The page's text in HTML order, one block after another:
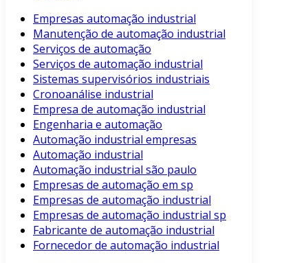
Empresas automação industrial
Manutenção de automação industrial
Serviços de automação
Serviços de automação industrial
Sistemas supervisórios industriais
Cronoanálise industrial
Empresa de automação industrial
Engenharia e automação
Automação industrial empresas
Automação industrial
Automação industrial são paulo
Empresas de automação em sp
Empresas de automação industrial
Empresas de automação industrial sp
Fabricante de automação industrial
Fornecedor de automação industrial